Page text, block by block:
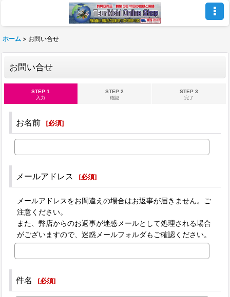
ホーム > お問い合せ
お問い合せ
STEP 1
入力
STEP 2
確認
STEP 3
完了
お名前 [必須]
メールアドレス [必須]
メールアドレスをお間違えの場合はお返事が届きません。ご
注意ください。
また、弊店からのお返事が迷惑メールとして処理される場合
がございますので、迷惑メールフォルダもご確認ください。
件名 [必須]